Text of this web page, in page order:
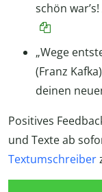
schön
„Wege
(Franz
deinen
Positives
und Texte ab
Textumschreiber